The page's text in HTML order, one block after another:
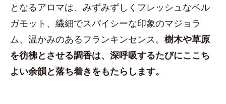
となるアロマは、みずみずしくフレッシュなベル
ガモット、繊細でスパイシーな印象のマジョラ
ム、温かみのあるフランキンセンス。 樹木や草原
を彷彿とさせる調香は、深呼吸するたびにここち
よい余韻と落ち着きをもたらします。